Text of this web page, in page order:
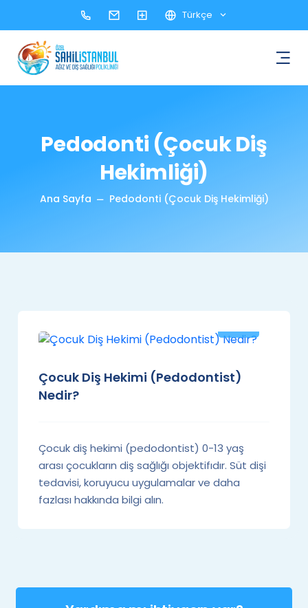
Türkçe
Pedodonti (Çocuk Diş
Hekimliği)
Ana Sayfa Pedodonti (Çocuk Diş Hekimliği)
Çocuk Diş Hekimi (Pedodontist)
Nedir?
Çocuk diş hekimi (pedodontist) 0-13 yaş
arası çocukların diş sağlığı objektifıdır. Süt dişi
tedavisi, koruyucu uygulamalar ve daha
fazlası hakkında bilgi alın.